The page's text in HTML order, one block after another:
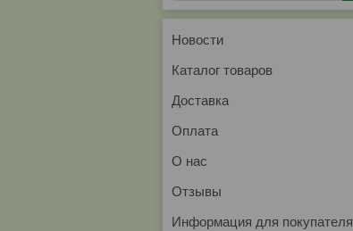
Новости
Каталог товаров
Доставка
Оплата
О нас
Отзывы
Информация для покупателя